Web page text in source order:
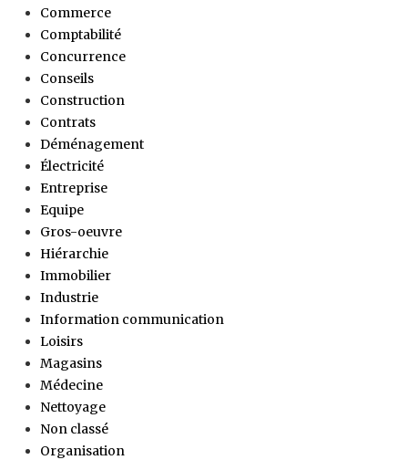
Commerce
Comptabilité
Concurrence
Conseils
Construction
Contrats
Déménagement
Électricité
Entreprise
Equipe
Gros-oeuvre
Hiérarchie
Immobilier
Industrie
Information communication
Loisirs
Magasins
Médecine
Nettoyage
Non classé
Organisation